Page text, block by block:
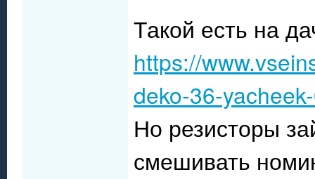
Такой есть на
https://
deko-36-
Но резисторы
смешивать